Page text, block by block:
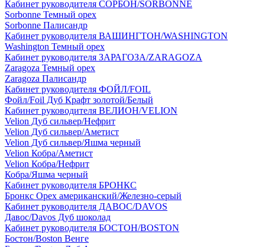
Кабинет руководителя СОРБОН/SORBONNE
Sorbonne Темный орех
Sorbonne Палисандр
Кабинет руководителя ВАШИНГТОН/WASHINGTON
Washington Темный орех
Кабинет руководителя ЗАРАГОЗА/ZARAGOZA
Zaragoza Темный орех
Zaragoza Палисандр
Кабинет руководителя ФОЙЛ/FOIL
Фойл/Foil Дуб Крафт золотой/Белый
Кабинет руководителя ВЕЛИОН/VELION
Velion Дуб сильвер/Нефрит
Velion Дуб сильвер/Аметист
Velion Дуб сильвер/Яшма черный
Velion Кобра/Аметист
Velion Кобра/Нефрит
Кобра/Яшма черный
Кабинет руководителя БРОНКС
Бронкс Орех американский/Железно-серый
Кабинет руководителя ДАВОС/DAVOS
Давос/Davos Дуб шоколад
Кабинет руководителя БОСТОН/BOSTON
Бостон/Boston Венге